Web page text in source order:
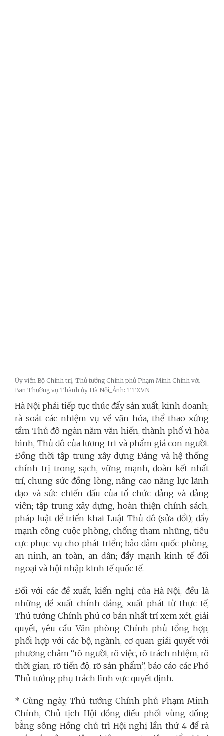
Ủy viên Bộ Chính trị, Thủ tướng Chính phủ Phạm Minh Chính với
Ban Thường vụ Thành ủy Hà Nội_Ảnh: TTXVN
Hà Nội phải tiếp tục thúc đẩy sản xuất, kinh doanh;
rà soát các nhiệm vụ về văn hóa, thể thao xứng
tầm Thủ đô ngàn năm văn hiến, thành phố vì hòa
bình, Thủ đô của lương tri và phẩm giá con người.
Đồng thời tập trung xây dựng Đảng và hệ thống
chính trị trong sạch, vững mạnh, đoàn kết nhất
trí, chung sức đồng lòng, nâng cao năng lực lãnh
đạo và sức chiến đấu của tổ chức đảng và đảng
viên; tập trung xây dựng, hoàn thiện chính sách,
pháp luật để triển khai Luật Thủ đô (sửa đổi); đẩy
mạnh công cuộc phòng, chống tham nhũng, tiêu
cực phục vụ cho phát triển; bảo đảm quốc phòng,
an ninh, an toàn, an dân; đẩy mạnh kinh tế đối
ngoại và hội nhập kinh tế quốc tế.
Đối với các đề xuất, kiến nghị của Hà Nội, đều là
những đề xuất chính đáng, xuất phát từ thực tế,
Thủ tướng Chính phủ cơ bản nhất trí xem xét, giải
quyết, yêu cầu Văn phòng Chính phủ tổng hợp,
phối hợp với các bộ, ngành, cơ quan giải quyết với
phương châm “rõ người, rõ việc, rõ trách nhiệm, rõ
thời gian, rõ tiến độ, rõ sản phẩm”, báo cáo các Phó
Thủ tướng phụ trách lĩnh vực quyết định.
* Cùng ngày, Thủ tướng Chính phủ Phạm Minh
Chính, Chủ tịch Hội đồng điều phối vùng đồng
bằng sông Hồng chủ trì Hội nghị lần thứ 4 để rà